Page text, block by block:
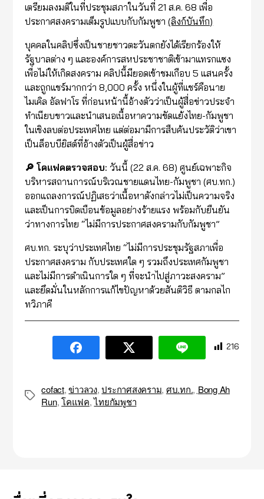
เตรียมลงมติในที่ประชุมสภาในวันที่ 21 ส.ค. 68 เพื่อ
ประกาศสงครามเต็มรูปแบบกับกัมพูชา(ลิงก์บันทึก)
บุคคลในคลิปซึ่งเป็นชายชาวตะวันตกยังได้เรียกร้องให้
รัฐบาลต่าง ๆ และองค์การสหประชาชาติเข้ามาแทรกแซง
เพื่อไม่ให้เกิดสงคราม คลิปนี้มียอดเข้าชมเกือบ 5 แสนครั้ง
และถูกแชร์มากกว่า 8,000 ครั้ง หนึ่งในผู้ที่แชร์คือนาย
ไมเคิล อัลฟาโร ที่ก่อนหน้านี้อ้างตัวว่าเป็นผู้สื่อข่าวประจำ
ทำเนียบขาวและนำเสนอเนื้อหาความขัดแย้งไทย-กัมพูชา
ในเชิงลบต่อประเทศไทย แต่ต่อมามีการสืบค้นประวัติว่าเขา
เป็นล็อบบียิสต์ที่อ้างตัวเป็นผู้สื่อข่าว
🔎 โคแฟคตรวจสอบ: วันนี้ (22 ส.ค. 68) ศูนย์เฉพาะกิจ
บริหารสถานการณ์บริเวณชายแดนไทย-กัมพูชา (ศบ.ทก.)
ออกแถลงการณ์ปฏิเสธว่าเนื้อหาดังกล่าวไม่เป็นความจริง
และเป็นการบิดเบือนข้อมูลอย่างร้ายแรง พร้อมกับยืนยัน
ว่าทางการไทย “ไม่มีการประกาศสงครามกับกัมพูชา”
ศบ.ทก. ระบุว่าประเทศไทย “ไม่มีการประชุมรัฐสภาเพื่อ
ประกาศสงคราม กับประเทศใด ๆ รวมถึงประเทศกัมพูชา
และไม่มีการดำเนินการใด ๆ ที่จะนำไปสู่ภาวะสงคราม”
และยึดมั่นในหลักการแก้ไขปัญหาด้วยสันติวิธี ตามกลไก
ทวิภาคี
216
Tags
cofact,ข่าวลวง,ประกาศสงคราม, ศบ.ทก., ฺBong Ah
Run,โคแฟค,ไทยกัมพูชา